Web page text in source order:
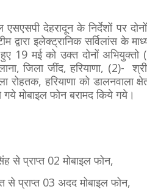
देहरादून के निर्देशों पर
द्वारा इलेक्ट्रानिक सर्विलांस के
हुए 19 मई को उक्त दोनों
जिला जींद, हरियाणा, (2)-
रोहतक, हरियाणा को डालनवाला
मोबाइल फोन बरामद किये गये।
से प्राप्त 02 मोबाइल फोन,
से प्राप्त 03 अदद मोबाइल फोन,